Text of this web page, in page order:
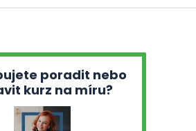
poradit nebo
kurz na míru?